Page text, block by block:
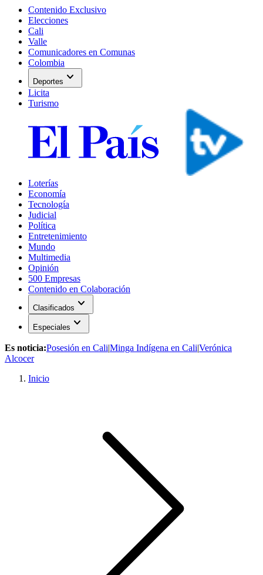
Contenido Exclusivo
Elecciones
Cali
Valle
Comunicadores en Comunas
Colombia
Deportes expand_more
Licita
Turismo
Loterías
Economía
Tecnología
Judicial
Política
Entretenimiento
Mundo
Multimedia
Opinión
500 Empresas
Contenido en Colaboración
Clasificados expand_more
Especiales expand_more
Es noticia:Posesión en Cali|Minga Indígena en Cali|Verónica
Alcocer
Inicio